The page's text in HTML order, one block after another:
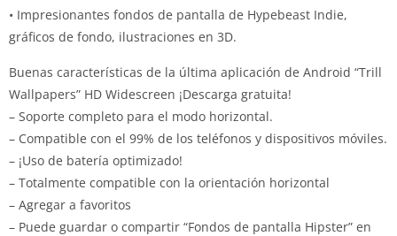
• Impresionantes fondos de pantalla de Hypebeast Indie,
gráficos de fondo, ilustraciones en 3D.
Buenas características de la última aplicación de Android “Trill
Wallpapers” HD Widescreen ¡Descarga gratuita!
– Soporte completo para el modo horizontal.
– Compatible con el 99% de los teléfonos y dispositivos móviles.
– ¡Uso de batería optimizado!
– Totalmente compatible con la orientación horizontal
– Agregar a favoritos
– Puede guardar o compartir “Fondos de pantalla Hipster” en